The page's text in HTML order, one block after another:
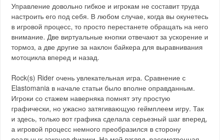
Управление довольно гибкое и игрокам не составит труда
настроить его под себя. В любом случае, когда вы окунетесь
в игровой процесс, то просто перестанете обращать на него
внимание. Две виртуальные кнопки отвечают за ускорение и
тормоз, а две другие за наклон байкера для выравнивания
мотоцикла вперед и назад.
Rock(s) Rider очень увлекательная игра. Сравнение с
Elastomania в начале статьи было вполне оправданным.
Игроки со стажем наверняка помнят эту простую
графически, но ужасно затягивающую геймплеем игру. Так
и здесь, только вот графика сделала серьезный шаг вперед,
а игровой процесс немного преобразился в сторону